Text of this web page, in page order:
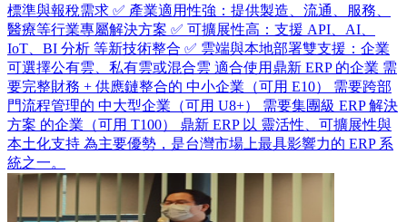
標準與報稅需求 ✅ 產業適用性強：提供製造、流通、服務、
醫療等行業專屬解決方案 ✅ 可擴展性高：支援 API、AI、
IoT、BI 分析 等新技術整合 ✅ 雲端與本地部署雙支援：企業
可選擇公有雲、私有雲或混合雲 適合使用鼎新 ERP 的企業 需
要完整財務 + 供應鏈整合的 中小企業（可用 E10） 需要跨部
門流程管理的 中大型企業（可用 U8+） 需要集團級 ERP 解決
方案 的企業（可用 T100） 鼎新 ERP 以 靈活性、可擴展性與
本土化支持 為主要優勢，是台灣市場上最具影響力的 ERP 系
統之一。